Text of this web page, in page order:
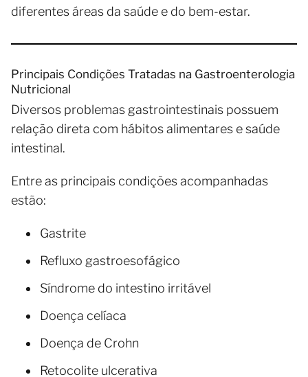
diferentes áreas da saúde e do bem-estar.
Principais Condições Tratadas na Gastroenterologia
Nutricional
Diversos problemas gastrointestinais possuem
relação direta com hábitos alimentares e saúde
intestinal.
Entre as principais condições acompanhadas
estão:
Gastrite
Refluxo gastroesofágico
Síndrome do intestino irritável
Doença celíaca
Doença de Crohn
Retocolite ulcerativa